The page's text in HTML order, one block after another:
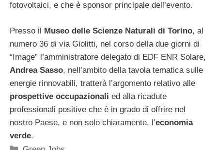
fotovoltaici, e che è sponsor principale dell’evento.
Presso il Museo delle Scienze Naturali di Torino, al
numero 36 di via Giolitti, nel corso della due giorni di
“Image” l’amministratore delegato di EDF ENR Solare,
Andrea Sasso, nell’ambito della tavola tematica sulle
energie rinnovabili, tratterà l’argomento relativo alle
prospettive occupazionali ed alla ricadute
professionali positive che è in grado di offrire nel
nostro Paese, e non solo chiaramente, l’economia
verde.
Categorie